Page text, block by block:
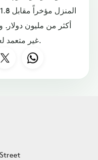
أكثر من مليون دولار.
غير متعمد لعدم وجود دليل أو نية لإشعال النار.